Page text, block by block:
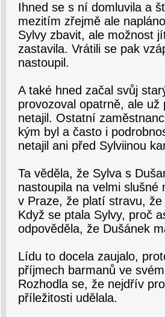
Ihned se s ní domluvila a
mezitím zřejmě ale
Sylvy zbavit, ale možnost
zastavila. Vrátili se pak
nastoupil.
A také hned začal svůj
provozoval opatrně, ale
netajil. Ostatní
kým byl a často i
netajil ani před Sylviinou
Ta věděla, že Sylva s
nastoupila na velmi
v Praze, že platí stravu,
Když se ptala Sylvy, proč
odpověděla, že Dušánek
Lídu to docela zaujalo,
příjmech barmanů ve
Rozhodla se, že nejdřív
příležitosti udělala.